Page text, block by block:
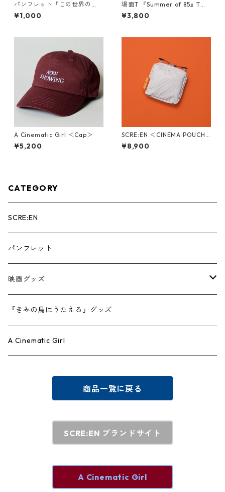
パンフレット『この世界の
（さらにいくつもの）片隅
に』
¥1,000
場面T 『Summer of 85』Tシ
ャツ
¥3,800
A Cinematic Girl ＜Cap＞
¥5,200
SCRE:EN ＜CINEMA POUCH /
STANDARD＞
¥8,900
CATEGORY
SCRE:EN
パンフレット
映画グッズ
映画Ｔシャツ
『はい、泳げません』公式グッズ
『きみの鳥はうたえる』グッズ
A Cinematic Girl
商品一覧に戻る
SCRE:EN ブランドサイト
A Cinematic Girl